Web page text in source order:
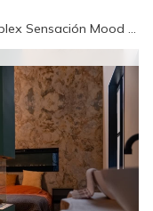
Chimenea eléctrica vapor Faber Dimplex Sensación Mood 800/500 Room Divider